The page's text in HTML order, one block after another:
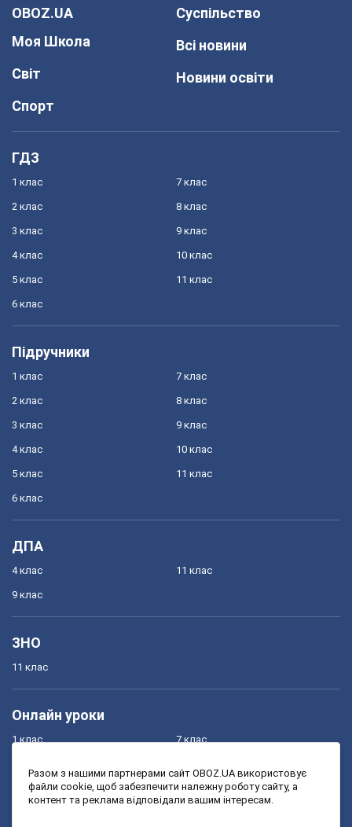
OBOZ.UA
Моя Школа
Світ
Спорт
Суспільство
Всі новини
Новини освіти
ГДЗ
1 клас
2 клас
3 клас
4 клас
5 клас
6 клас
7 клас
8 клас
9 клас
10 клас
11 клас
Підручники
1 клас
2 клас
3 клас
4 клас
5 клас
6 клас
7 клас
8 клас
9 клас
10 клас
11 клас
ДПА
4 клас
9 клас
11 клас
ЗНО
11 клас
Онлайн уроки
1 клас
3 клас
7 клас
9 клас
Разом з нашими партнерами сайт OBOZ.UA використовує
файли cookie, щоб забезпечити належну роботу сайту, а
контент та реклама відповідали вашим інтересам.